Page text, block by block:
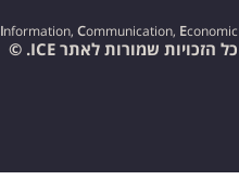
Information, Communication, Economic
כל הזכויות שמורות לאתר ICE. ©